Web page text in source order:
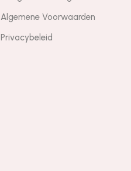
Algemene Voorwaarden
Privacybeleid